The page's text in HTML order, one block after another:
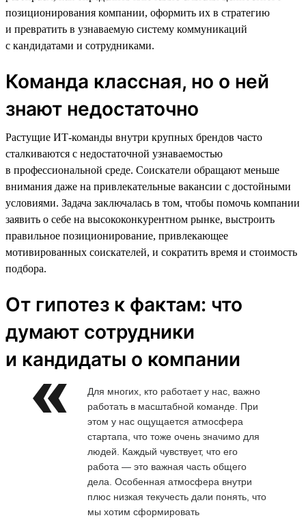
позиционирования компании, оформить их в стратегию
и превратить в узнаваемую систему коммуникаций
с кандидатами и сотрудниками.
Команда классная, но о ней
знают недостаточно
Растущие ИТ-команды внутри крупных брендов часто
сталкиваются с недостаточной узнаваемостью
в профессиональной среде. Соискатели обращают меньше
внимания даже на привлекательные вакансии с достойными
условиями. Задача заключалась в том, чтобы помочь компании
заявить о себе на высококонкурентном рынке, выстроить
правильное позиционирование, привлекающее
мотивированных соискателей, и сократить время и стоимость
подбора.
От гипотез к фактам: что
думают сотрудники
и кандидаты о компании
Для многих, кто работает у нас, важно
работать в масштабной команде. При
этом у нас ощущается атмосфера
стартапа, что тоже очень значимо для
людей. Каждый чувствует, что его
работа — это важная часть общего
дела. Особенная атмосфера внутри
плюс низкая текучесть дали понять, что
мы хотим сформировать